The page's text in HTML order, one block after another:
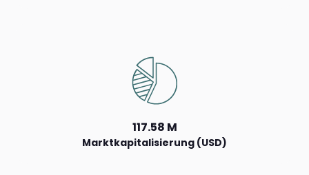
117.58 M
Marktkapitalisierung (USD)